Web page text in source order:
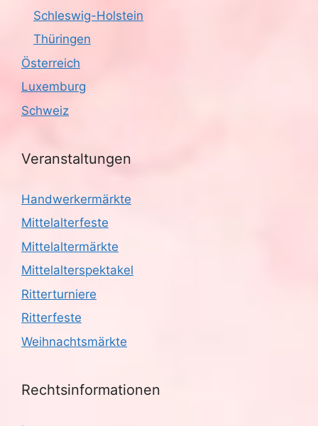
Schleswig-Holstein
Thüringen
Österreich
Luxemburg
Schweiz
Veranstaltungen
Handwerkermärkte
Mittelalterfeste
Mittelaltermärkte
Mittelalterspektakel
Ritterturniere
Ritterfeste
Weihnachtsmärkte
Rechtsinformationen